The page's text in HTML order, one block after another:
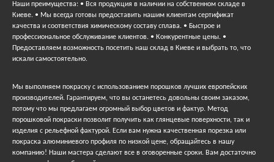
Наши преимущества: • Вся продукция в наличии на собственном складе в
Киеве. • Мы всегда готовы предоставить нашим клиентам сертификат
качества и соответствия химическому составу сплава. • Быстрое и
профессиональное обслуживание клиентов. • Конкурентные цены. •
Предоставляем возможность посетить наш склад в Киеве и выбрать то, что
искали самостоятельно.
Мы выполняем покраску с использованием порошков лучших европейских
производителей. Гарантируем, что вы останетесь довольны своим заказом,
потому что мы предлагаем огромный выбор цветов и фактур. Метод
порошковой покраски позволит получить как глянцевые поверхности, так и
изделия с рельефной фактурой. Если вам нужна качественная порезка или
покраска алюминиевого профиля по низкой цене, обращайтесь в нашу
компанию! Наши мастера сделают все в оговоренные сроки. Вам достаточно